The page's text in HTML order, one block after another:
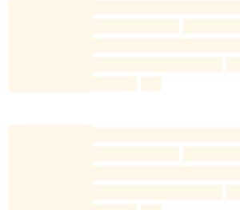
занятий физкультурой и